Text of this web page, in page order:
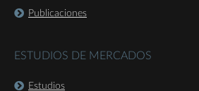
Publicaciones
ESTUDIOS DE MERCADOS
Estudios